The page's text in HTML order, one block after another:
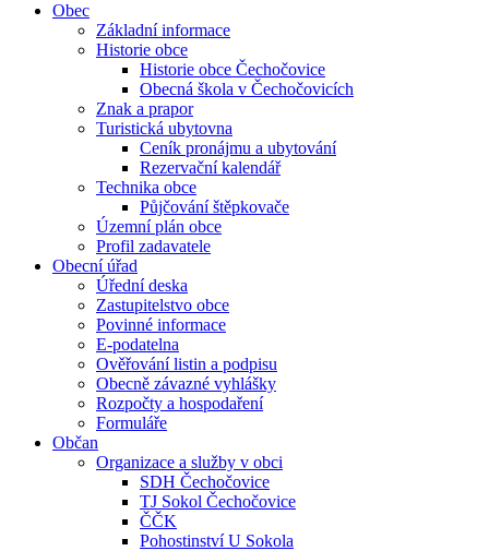
Obec
Základní informace
Historie obce
Historie obce Čechočovice
Obecná škola v Čechočovicích
Znak a prapor
Turistická ubytovna
Ceník pronájmu a ubytování
Rezervační kalendář
Technika obce
Půjčování štěpkovače
Územní plán obce
Profil zadavatele
Obecní úřad
Úřední deska
Zastupitelstvo obce
Povinné informace
E-podatelna
Ověřování listin a podpisu
Obecně závazné vyhlášky
Rozpočty a hospodaření
Formuláře
Občan
Organizace a služby v obci
SDH Čechočovice
TJ Sokol Čechočovice
ČČK
Pohostinství U Sokola